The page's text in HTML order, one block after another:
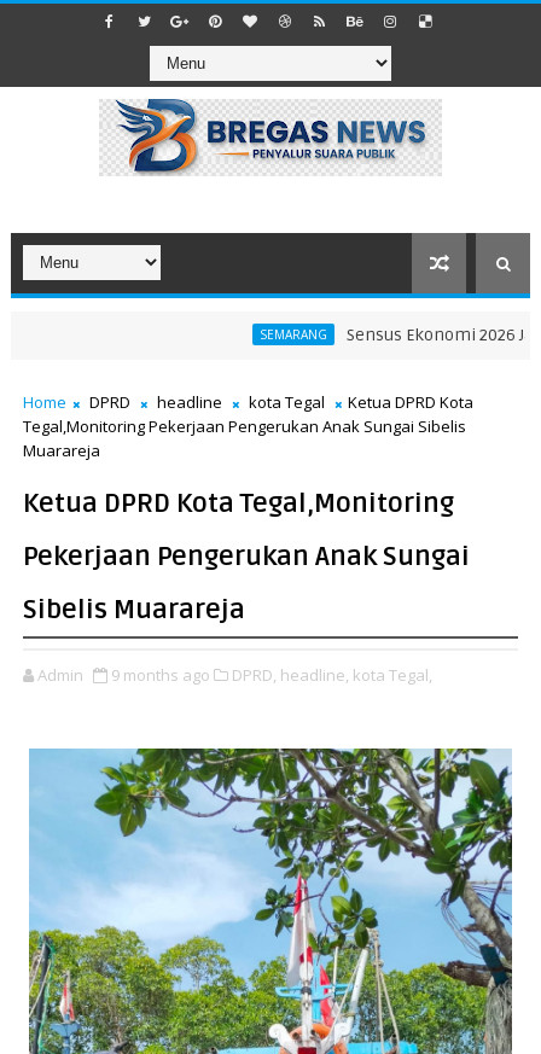
SEMARANG Sensus Ekonomi 2026 Jadi
Home DPRD headline kota Tegal
Ketua DPRD Kota
Tegal,Monitoring Pekerjaan Pengerukan Anak Sungai Sibelis
Muarareja
Ketua DPRD Kota Tegal,Monitoring
Pekerjaan Pengerukan Anak Sungai
Sibelis Muarareja
Admin 9 months ago DPRD, headline, kota Tegal,